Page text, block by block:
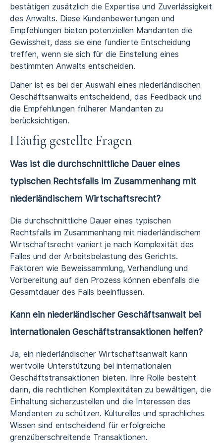
bestätigen zusätzlich die Expertise und Zuverlässigkeit
des Anwalts. Diese Kundenbewertungen und
Empfehlungen bieten potenziellen Mandanten die
Gewissheit, dass sie eine fundierte Entscheidung
treffen, wenn sie sich für die Einstellung eines
bestimmten Anwalts entscheiden.
Daher ist es bei der Auswahl eines niederländischen
Geschäftsanwalts entscheidend, das Feedback und
die Empfehlungen früherer Mandanten zu
berücksichtigen.
Häufig gestellte Fragen
Was ist die durchschnittliche Dauer eines
typischen Rechtsfalls im Zusammenhang mit
niederländischem Wirtschaftsrecht?
Die durchschnittliche Dauer eines typischen
Rechtsfalls im Zusammenhang mit niederländischem
Wirtschaftsrecht variiert je nach Komplexität des
Falles und der Arbeitsbelastung des Gerichts.
Faktoren wie Beweissammlung, Verhandlung und
Vorbereitung auf den Prozess können ebenfalls die
Gesamtdauer des Falls beeinflussen.
Kann ein niederländischer Geschäftsanwalt bei
internationalen Geschäftstransaktionen helfen?
Ja, ein niederländischer Wirtschaftsanwalt kann
wertvolle Unterstützung bei internationalen
Geschäftstransaktionen bieten. Ihre Rolle besteht
darin, die rechtlichen Komplexitäten zu bewältigen, die
Einhaltung sicherzustellen und die Interessen des
Mandanten zu schützen. Kulturelles und sprachliches
Wissen sind entscheidend für erfolgreiche
grenzüberschreitende Transaktionen.